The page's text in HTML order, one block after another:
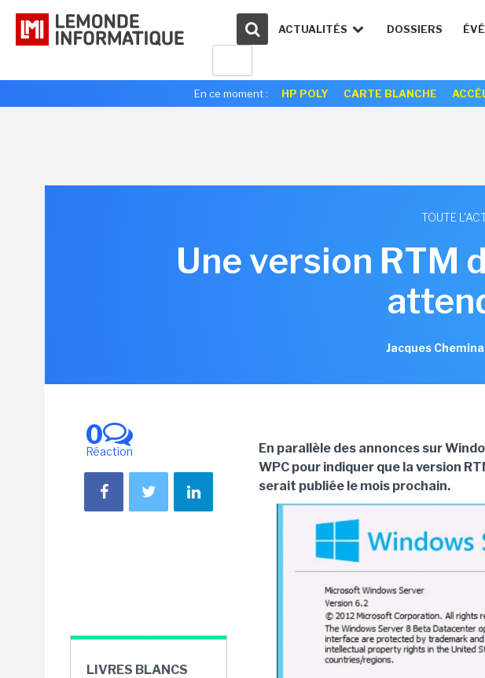
ACTUALITÉS DOSSIERS
En ce moment : HP POLY CARTE BLANCHE
TOUTE
Une version RTM
Jacques
0
Réaction
LIVRES BLANCS
En parallèle des annonces sur
WPC pour indiquer que la version
serait publiée le mois prochain.